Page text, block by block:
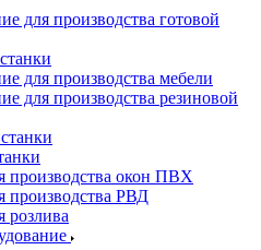
для производства готовой
для производства мебели
для производства резиновой
производства окон ПВХ
производства РВД
розлива